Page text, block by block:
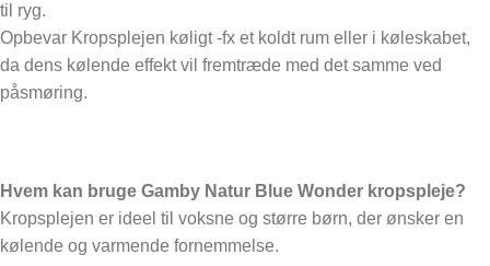
til ryg.
Opbevar Kropsplejen køligt -fx et koldt rum eller i køleskabet,
da dens kølende effekt vil fremtræde med det samme ved
påsmøring.
Hvem kan bruge Gamby Natur Blue Wonder kropspleje?
Kropsplejen er ideel til voksne og større børn, der ønsker en
kølende og varmende fornemmelse.